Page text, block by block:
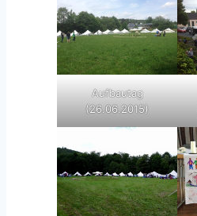
Aufbautag
(26.06.2015)